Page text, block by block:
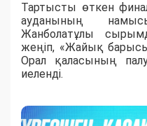
​Тартысты өткен
ауданының
Жанболатұлы
жеңіп, «Жайық
Орал қаласының
иеленді.